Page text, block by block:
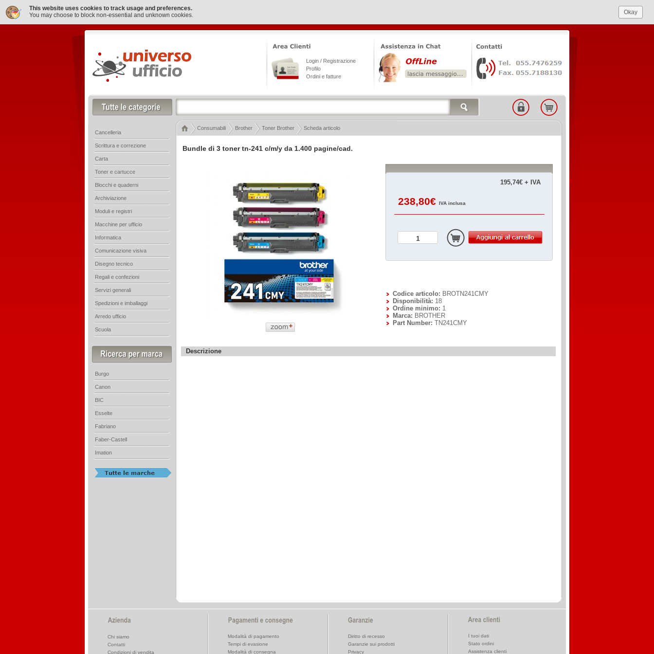
This website uses cookies to track usage and preferences.
You may choose to block non-essential and unknown cookies.
Okay
Bundle di 3 toner tn-241 c/m/y da 1.400 pagine/cad.
Descrizione
195,74€ + IVA
238,80€ IVA inclusa
Codice articolo: BROTN241CMY
Disponibilità: 18
Ordine minimo: 1
Marca: BROTHER
Part Number: TN241CMY
Login / Registrazione
Profilo
Ordini e fatture
Consumabili Brother Toner Brother Scheda articolo
Cancelleria
Scrittura e correzione
Carta
Toner e cartucce
Blocchi e quaderni
Archiviazione
Moduli e registri
Macchine per ufficio
Informatica
Comunicazione visiva
Disegno tecnico
Regali e confezioni
Servizi generali
Spedizioni e imballaggi
Arredo ufficio
Scuola
Burgo
Canon
BIC
Esselte
Fabriano
Faber-Castell
Imation
Chi siamo
Contatti
Condizioni di vendita
Modalità di pagamento
Tempi di evasione
Modalità di consegna
Diritto di recesso
Garanzie sui prodotti
Privacy
I tuoi dati
Stato ordini
Assistenza clienti